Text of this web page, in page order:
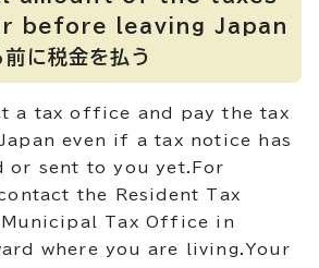
before leaving Japan
に税金を払う
a tax office and pay the tax
even if a tax notice has
or sent to you yet.For
the Resident Tax
Tax Office in
where you are living.Your